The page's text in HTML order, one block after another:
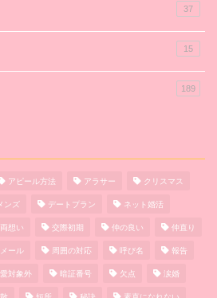
37
15
189
アピール方法 アラサー クリスマス
ンズ デートプラン ネット婚活
両想い 交際初期 仲の良い 仲直り
ール 周囲の対応 呼び名 報告
対象外 暗証番号 欠点 涙婚